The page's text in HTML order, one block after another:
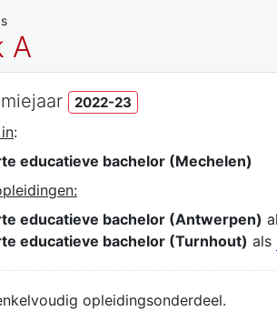
A
2022-23
:
educatieve bachelor (Mechelen)
educatieve bachelor (Antwerpen)
educatieve bachelor (Turnhout) als
opleidingsonderdeel.